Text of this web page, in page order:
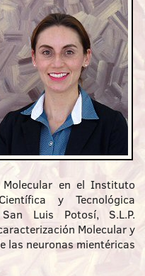
en el Instituto
y Tecnológica
Luis Potosí, S.L.P.
Molecular y
las neuronas mientéricas